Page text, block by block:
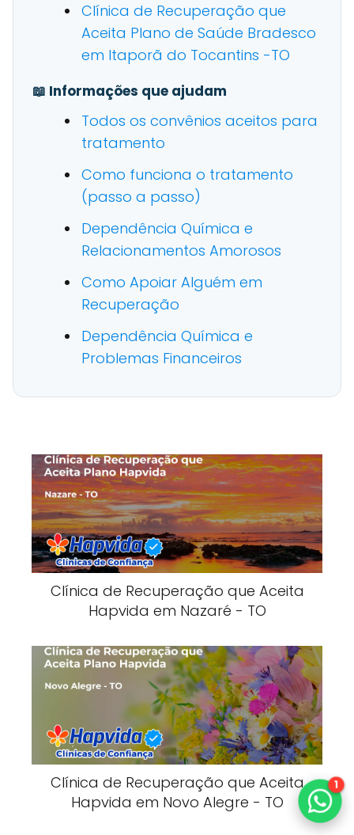
Clínica de Recuperação que
Aceita Plano de Saúde Bradesco
em Itaporã do Tocantins -TO
📖 Informações que ajudam
Todos os convênios aceitos para
tratamento
Como funciona o tratamento
(passo a passo)
Dependência Química e
Relacionamentos Amorosos
Como Apoiar Alguém em
Recuperação
Dependência Química e
Problemas Financeiros
Clínica de Recuperação que Aceita
Hapvida em Nazaré - TO
Clínica de Recuperação que Aceita
Hapvida em Novo Alegre - TO
1